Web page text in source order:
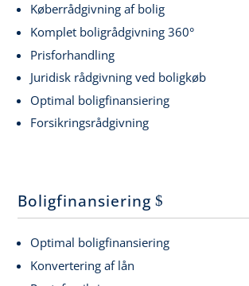
Køberrådgivning af bolig
Komplet boligrådgivning 360°
Prisforhandling
Juridisk rådgivning ved boligkøb
Optimal boligfinansiering
Forsikringsrådgivning
Boligfinansiering
Optimal boligfinansiering
Konvertering af lån